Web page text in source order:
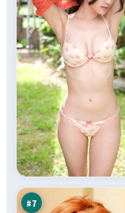
#7
东
篱
行
动
94
万